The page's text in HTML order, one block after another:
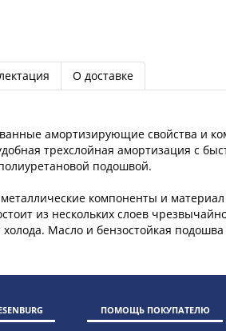
О доставке
амортизирующие свойства и
трехслойная амортизация с
подошвой.
компоненты и
из нескольких слоев
Масло и бензостойкая
ПОМОЩЬ ПОКУПАТЕЛЮ